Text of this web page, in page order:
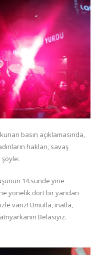
basın açıklamasında,
hakları, savaş
şöyle:
14.sünde yine
yönelik dört bir yandan
varız! Umutla, inatla,
Belasıyız.